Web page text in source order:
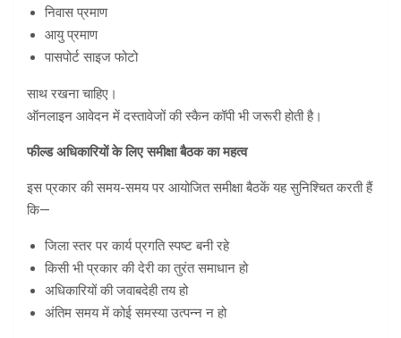
निवास प्रमाण
आयु प्रमाण
पासपोर्ट साइज फोटो
साथ रखना चाहिए।
ऑनलाइन आवेदन में दस्तावेजों की स्कैन कॉपी भी जरूरी होती है।
फील्ड अधिकारियों के लिए समीक्षा बैठक का महत्व
इस प्रकार की समय-समय पर आयोजित समीक्षा बैठकें यह सुनिश्चित करती हैं
कि—
जिला स्तर पर कार्य प्रगति स्पष्ट बनी रहे
किसी भी प्रकार की देरी का तुरंत समाधान हो
अधिकारियों की जवाबदेही तय हो
अंतिम समय में कोई समस्या उत्पन्न न हो